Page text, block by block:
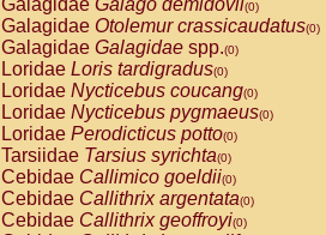
(0)
AtelidaeAteles paniscus(0)
AtelidaeAtelesspp.(0)
Atelidae Lagothrix lagothricha
AtelidaeLagothrix lagothricha cana
PitheciidaeCacajao calvus
PitheciidaeCallicebus cupreus
PitheciidaeCallicebus donacophilus
PitheciidaeCallicebus moloch
PitheciidaeCallicebus torquatus
PitheciidaeCallicebusspp.(0)
Galagidae Galago demidovii(0)
Galagidae Otolemur crassicaudatus(0)
Galagidae Galagidae spp.(0)
Loridae Loris tardigradus(0)
Loridae Nycticebus coucang(0)
Loridae Nycticebus pygmaeus(0)
Loridae Perodicticus potto(0)
Tarsiidae Tarsius syrichta(0)
Cebidae Callimico goeldii(0)
Cebidae Callithrix argentata(0)
Cebidae Callithrix geoffroyi(0)